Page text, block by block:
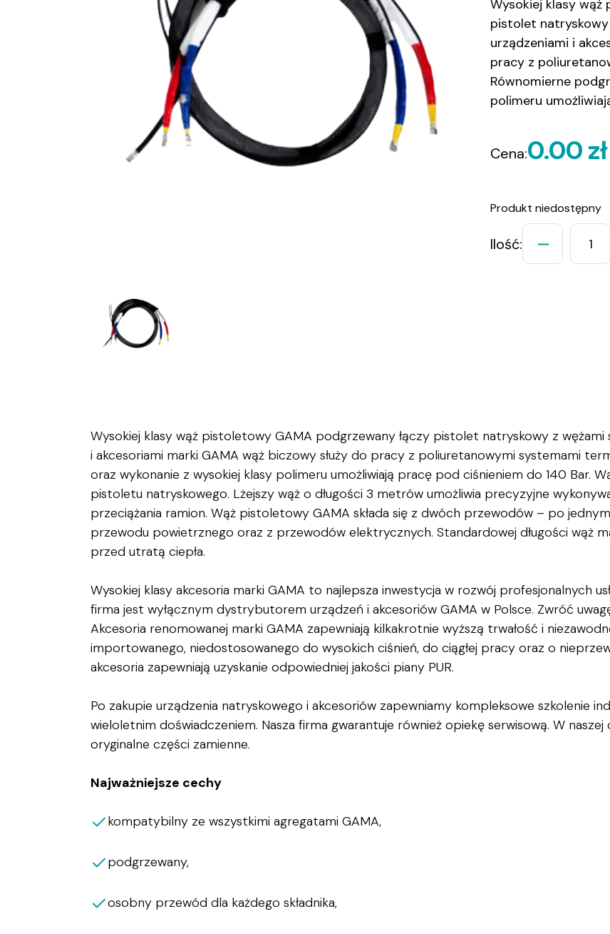
Wysokiej klasy
pistolet
urządzeniami i
pracy z
Równomierne
polimeru
Cena:0.00
Produkt niedostępny
Ilość:
Wysokiej klasy wąż pistoletowy GAMA podgrzewany łączy pistolet natryskowy z
i akcesoriami marki GAMA wąż biczowy służy do pracy z poliuretanowymi systemami
oraz wykonanie z wysokiej klasy polimeru umożliwiają pracę pod ciśnieniem do 140 Bar.
pistoletu natryskowego. Lżejszy wąż o długości 3 metrów umożliwia precyzyjne
przeciążania ramion. Wąż pistoletowy GAMA składa się z dwóch przewodów – po
przewodu powietrznego oraz z przewodów elektrycznych. Standardowej długości wąż
przed utratą ciepła.
Wysokiej klasy akcesoria marki GAMA to najlepsza inwestycja w rozwój profesjonalnych
firma jest wyłącznym dystrybutorem urządzeń i akcesoriów GAMA w Polsce. Zwróć
Akcesoria renomowanej marki GAMA zapewniają kilkakrotnie wyższą trwałość i
importowanego, niedostosowanego do wysokich ciśnień, do ciągłej pracy oraz o
akcesoria zapewniają uzyskanie odpowiedniej jakości piany PUR.
Po zakupie urządzenia natryskowego i akcesoriów zapewniamy kompleksowe szkolenie
wieloletnim doświadczeniem. Nasza firma gwarantuje również opiekę serwisową. W
oryginalne części zamienne.
Najważniejsze cechy
kompatybilny ze wszystkimi agregatami GAMA,
podgrzewany,
osobny przewód dla każdego składnika,